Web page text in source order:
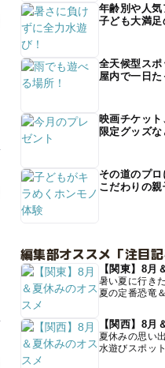
年齢別や人
子ども大満
全天候型ス
屋内で一日
映画チケッ
限定グッズな
その道のプ
こだわりの親
編集部オススメ「注目記
【関東】8月
暑い夏に行き
夏の定番恐竜
【関西】8月
夏休みの思い
水遊びスポッ